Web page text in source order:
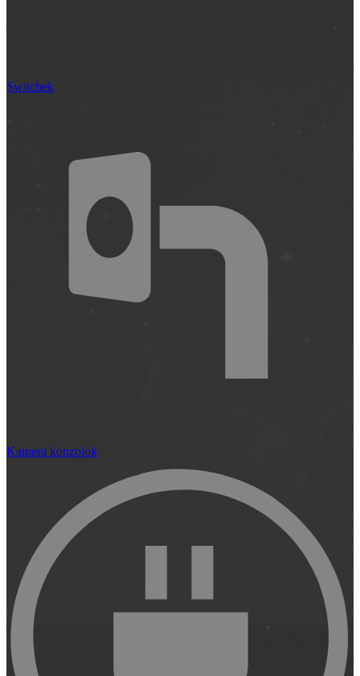
Switchek
Kamera konzolok